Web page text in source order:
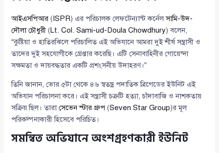
আইএসপিআর ( ISPR) এর পরিচালক লেফটেন্যান্ট কর্নেলসামি-উদ-
দৌলা চৌধুরী (Lt. Col. Sami-ud-Doula Chowdhury) বলেন,
“কুষ্টিয়া ও হাতিরঝিলে পরিচালিত এই অভিযানে আমরা দুই শীর্ষ সন্ত্রাসী ও
তাদের দুই সহযোগীকে গ্রেপ্তার করেছি। এটি সেনাবাহিনীর গোয়েন্দা
সক্ষমতা ও দায়বদ্ধতার একটি প্রশংসনীয় উদাহরণ।”
তিনি জানান, ভোর ৫টা থেকে ৪৬ স্বতন্ত্র পদাতিক ব্রিগেডের ইউনিট এই
অভিযান পরিচালনা করে। এই সন্ত্রাসী চক্রটি হত্যা, চাঁদাবাজি ও নাশকতায়
সক্রিয় ছিল। তারাসেভেন স্টার গ্রুপ (Seven Star Group)র মূল
পরিকল্পনাকারী হিসেবে পরিচিত।
সমন্বিত অভিযানে অংশগ্রহণকারী ইউনিট